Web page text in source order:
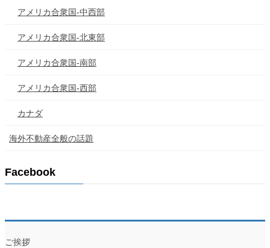
アメリカ合衆国-中西部
アメリカ合衆国-北東部
アメリカ合衆国-南部
アメリカ合衆国-西部
カナダ
海外不動産全般の話題
Facebook
ご挨拶